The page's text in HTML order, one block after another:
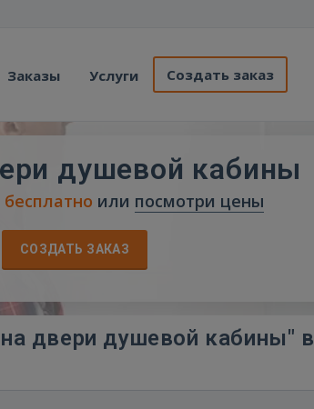
Заказы Услуги Создать заказ
душевой кабины
бесплатно или посмотри цены
СОЗДАТЬ ЗАКАЗ
двери душевой кабины" в